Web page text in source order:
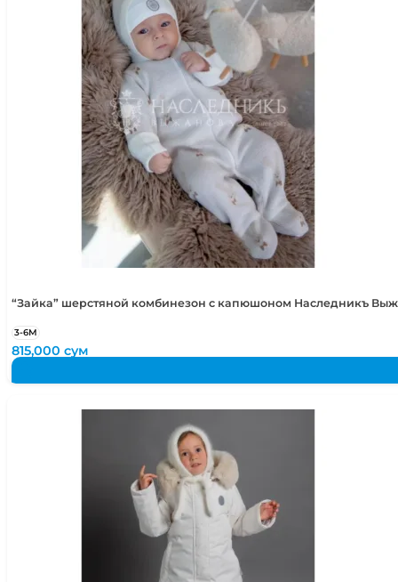
“Зайка” шерстяной комбинезон с капюшоном Наследникъ
3-6М
815,000сум